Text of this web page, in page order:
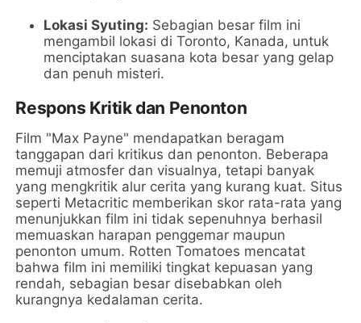
Lokasi Syuting: Sebagian besar film ini
mengambil lokasi di Toronto, Kanada, untuk
menciptakan suasana kota besar yang gelap
dan penuh misteri.
Respons Kritik dan Penonton
Film "Max Payne" mendapatkan beragam
tanggapan dari kritikus dan penonton. Beberapa
memuji atmosfer dan visualnya, tetapi banyak
yang mengkritik alur cerita yang kurang kuat. Situs
seperti Metacritic memberikan skor rata-rata yang
menunjukkan film ini tidak sepenuhnya berhasil
memuaskan harapan penggemar maupun
penonton umum. Rotten Tomatoes mencatat
bahwa film ini memiliki tingkat kepuasan yang
rendah, sebagian besar disebabkan oleh
kurangnya kedalaman cerita.